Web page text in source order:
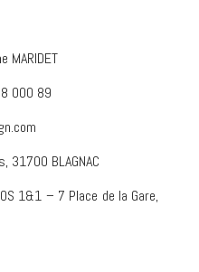
MARIDET
000 89
BLAGNAC
1&1 – 7 Place de la Gare,